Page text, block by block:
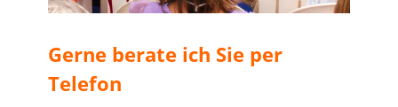
Gerne berate ich Sie per
Telefon